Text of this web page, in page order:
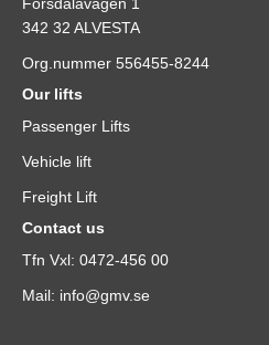
342 32 ALVESTA
Org.nummer 556455-8244
Our lifts
Passenger Lifts
Vehicle lift
Freight Lift
Contact us
Tfn Vxl: 0472-456 00
Mail: info@gmv.se